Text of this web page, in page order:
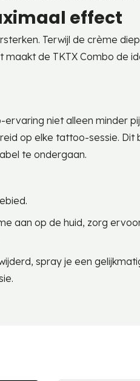
effect
Terwijl de crème
de TKTX Combo de
niet alleen minder
op elke tattoo-sessie.
te ondergaan.
aan op de huid, zorg
spray je een